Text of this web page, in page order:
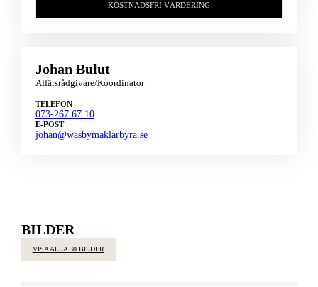
KOSTNADSFRI VÄRDERING
Johan Bulut
Affärsrådgivare/Koordinator
TELEFON
073-267 67 10
E-POST
johan@wasbymaklarbyra.se
BILDER
VISA ALLA 30 BILDER